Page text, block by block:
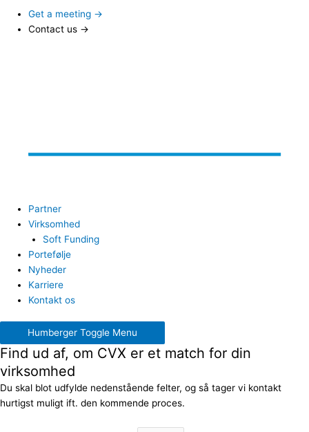
Get a meeting →
Contact us →
Partner
Virksomhed
Soft Funding
Portefølje
Nyheder
Karriere
Kontakt os
Humberger Toggle Menu
Find ud af, om CVX er et match for din
virksomhed
Du skal blot udfylde nedenstående felter, og så tager vi kontakt
hurtigst muligt ift. den kommende proces.